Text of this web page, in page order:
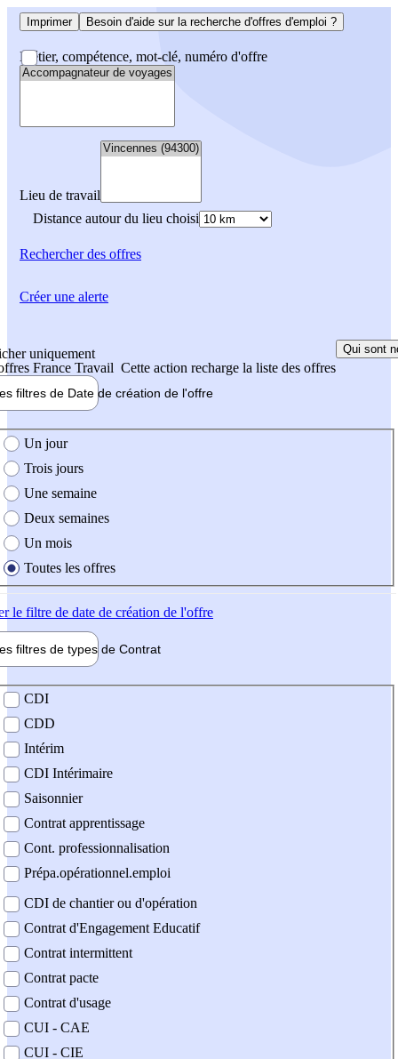
Imprimer Besoin d'aide sur la recherche d'offres d'emploi ?
Métier, compétence, mot-clé, numéro d'offre
Lieu de travail
Distance autour du lieu choisi
Rechercherdes offres
uniquement
France Travail Cette action recharge la liste des offres
Qui sont
filtres de Date de création de l'offre
création de l'offre
Un jour
Trois jours
Une semaine
Deux semaines
Un mois
Toutes les offres
le filtre de date de création de l'offre
filtres de types de Contrat
contrat
CDI
CDD
Intérim
CDI Intérimaire
Saisonnier
Contrat apprentissage
Cont. professionnalisation
Prépa.opérationnel.emploi
CDI de chantier ou d'opération
Contrat d'Engagement Educatif
Contrat intermittent
Contrat pacte
Contrat d'usage
CUI - CAE
CUI - CIE
Créer une alerte